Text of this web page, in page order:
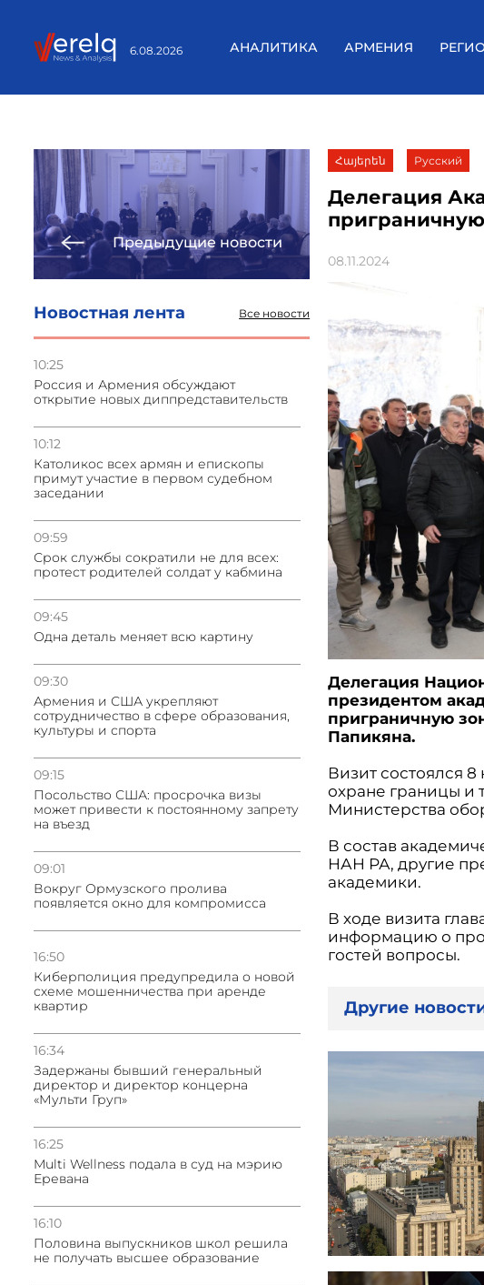
6.08.2026 АНАЛИТИКА АРМЕНИЯ
Предыдущие новости
Новостная лента Все новости
10:25
Россия и Армения обсуждают
открытие новых диппредставительств
10:12
Католикос всех армян и епископы
примут участие в первом судебном
заседании
09:59
Срок службы сократили не для всех:
протест родителей солдат у кабмина
09:45
Одна деталь меняет всю картину
09:30
Армения и США укрепляют
сотрудничество в сфере образования,
культуры и спорта
09:15
Посольство США: просрочка визы
может привести к постоянному запрету
на въезд
09:01
Вокруг Ормузского пролива
появляется окно для компромисса
16:50
Киберполиция предупредила о новой
схеме мошенничества при аренде
квартир
16:34
Задержаны бывший генеральный
директор и директор концерна
«Мульти Груп»
16:25
Multi Wellness подала в суд на мэрию
Еревана
16:10
Половина выпускников школ решила
не получать высшее образование
Հայերեն Русский
Делегация
08.11.2024
Делегация
президентом
приграничную
Папикяна.
Визит состоялся
охране границы и
Министерства
В состав
НАН РА, другие
академики.
В ходе визита
информацию о
гостей вопросы.
Другие